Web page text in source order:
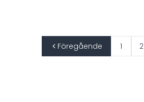
Föregående 1 2